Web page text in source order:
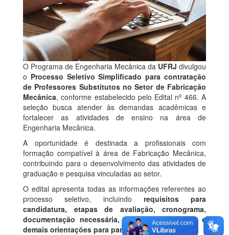
O Programa de Engenharia Mecânica da UFRJ divulgou
o Processo Seletivo Simplificado para contratação
de Professores Substitutos no Setor de Fabricação
Mecânica, conforme estabelecido pelo Edital nº 466. A
seleção busca atender às demandas acadêmicas e
fortalecer as atividades de ensino na área de
Engenharia Mecânica.
A oportunidade é destinada a profissionais com
formação compatível à área de Fabricação Mecânica,
contribuindo para o desenvolvimento das atividades de
graduação e pesquisa vinculadas ao setor.
O edital apresenta todas as informações referentes ao
processo seletivo, incluindo requisitos para
candidatura, etapas de avaliação, cronograma,
documentação necessária, critérios de seleção e
demais orientações para participação.